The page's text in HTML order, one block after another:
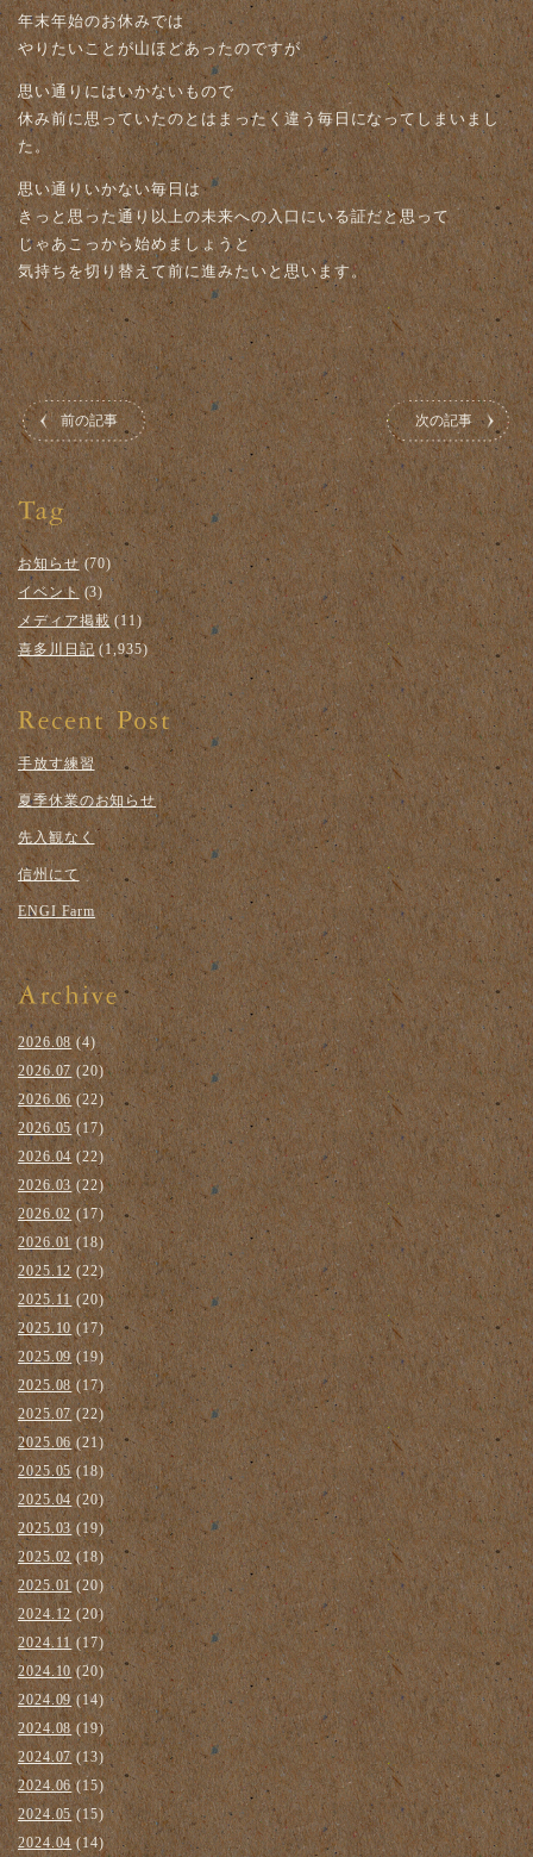
年末年始のお休みでは
やりたいことが山ほどあったのですが
思い通りにはいかないもので
休み前に思っていたのとはまったく違う毎日になってしまいまし
た。
思い通りいかない毎日は
きっと思った通り以上の未来への入口にいる証だと思って
じゃあこっから始めましょうと
気持ちを切り替えて前に進みたいと思います。
前の記事 次の記事
お知らせ(70)
イベント(3)
メディア掲載 (11)
喜多川日記(1,935)
手放す練習
夏季休業のお知らせ
先入観なく
信州にて
ENGI Farm
2026.08(4)
2026.07 (20)
2026.06(22)
2026.05(17)
2026.04(22)
2026.03 (22)
2026.02(17)
2026.01(18)
2025.12(22)
2025.11 (20)
2025.10(17)
2025.09(19)
2025.08(17)
2025.07(22)
2025.06(21)
2025.05(18)
2025.04(20)
2025.03(19)
2025.02(18)
2025.01(20)
2024.12(20)
2024.11 (17)
2024.10 (20)
2024.09(14)
2024.08(19)
2024.07 (13)
2024.06(15)
2024.05(15)
2024.04 (14)